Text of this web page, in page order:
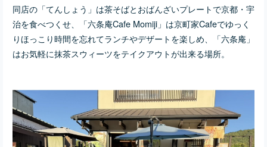
同店の「てんしょう」は茶そばとおばんざいプレートで京都・宇
治を食べつくせ、「六条庵Cafe Momiji」は京町家Cafeでゆっく
りほっこり時間を忘れてランチやデザートを楽しめ、「六条庵」
はお気軽に抹茶スウィーツをテイクアウトが出来る場所。